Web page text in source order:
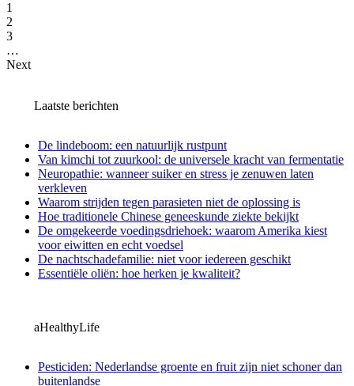
1
2
3
…
Next
Laatste berichten
De lindeboom: een natuurlijk rustpunt
Van kimchi tot zuurkool: de universele kracht van fermentatie
Neuropathie: wanneer suiker en stress je zenuwen laten
verkleven
Waarom strijden tegen parasieten niet de oplossing is
Hoe traditionele Chinese geneeskunde ziekte bekijkt
De omgekeerde voedingsdriehoek: waarom Amerika kiest
voor eiwitten en echt voedsel
De nachtschadefamilie: niet voor iedereen geschikt
Essentiële oliën: hoe herken je kwaliteit?
aHealthyLife
Pesticiden: Nederlandse groente en fruit zijn niet schoner dan
buitenlandse